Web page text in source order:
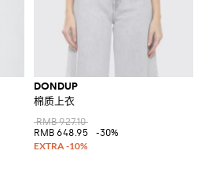
DONDUP
棉质上衣
RMB 927.10
RMB 648.95
-30%